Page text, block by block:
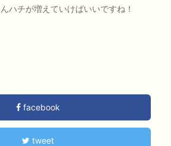
ハチが増えていけばいいですね！
facebook
tweet